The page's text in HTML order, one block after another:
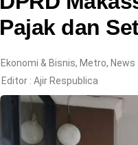
Pajak dan
Ekonomi & Bisnis, Metro, News
Editor : Ajir Respublica